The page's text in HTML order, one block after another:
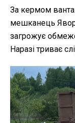
За кермом
мешканець
загрожує
Наразі триває